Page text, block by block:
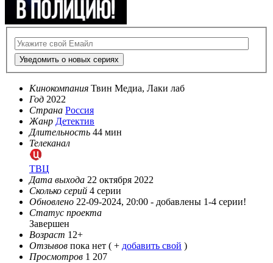
Уведомить о новых сериях
Кинокомпания Твин Медиа, Лаки лаб
Год 2022
Страна Россия
Жанр Детектив
Длительность 44 мин
Телеканал
ТВЦ
Дата выхода 22 октября 2022
Сколько серий 4 серии
Обновлено 22-09-2024, 20:00 - добавлены 1-4 серии!
Статус проекта
Завершен
Возраст 12+
Отзывов пока нет ( + добавить свой )
Просмотров 1 207